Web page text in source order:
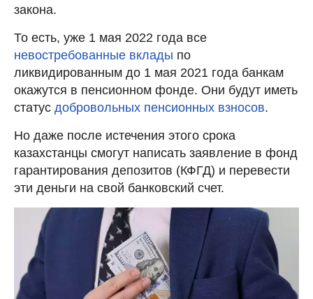
закона.
То есть, уже 1 мая 2022 года все
невостребованные вклады по
ликвидированным до 1 мая 2021 года банкам
окажутся в пенсионном фонде. Они будут иметь
статус добровольных пенсионных взносов.
Но даже после истечения этого срока
казахстанцы смогут написать заявление в фонд
гарантирования депозитов (КФГД) и перевести
эти деньги на свой банковский счет.